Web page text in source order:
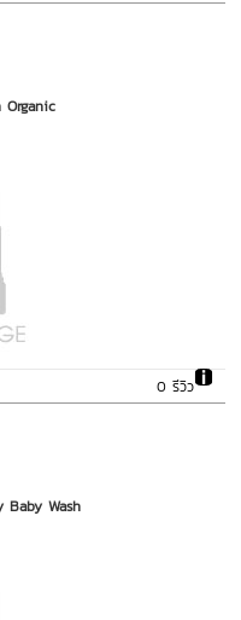
0 รีวิว
Baby Wash